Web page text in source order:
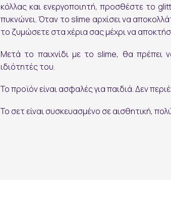
κόλλας και ενεργοποιητή, προσθέστε το
πυκνώνει. Όταν το slime αρχίσει να
το ζυμώσετε στα χέρια σας μέχρι να
Μετά το παιχνίδι με το slime, θα πρέπει
ιδιότητές του.
Το προϊόν είναι ασφαλές για παιδιά. Δεν
Το σετ είναι συσκευασμένο σε αισθητική,